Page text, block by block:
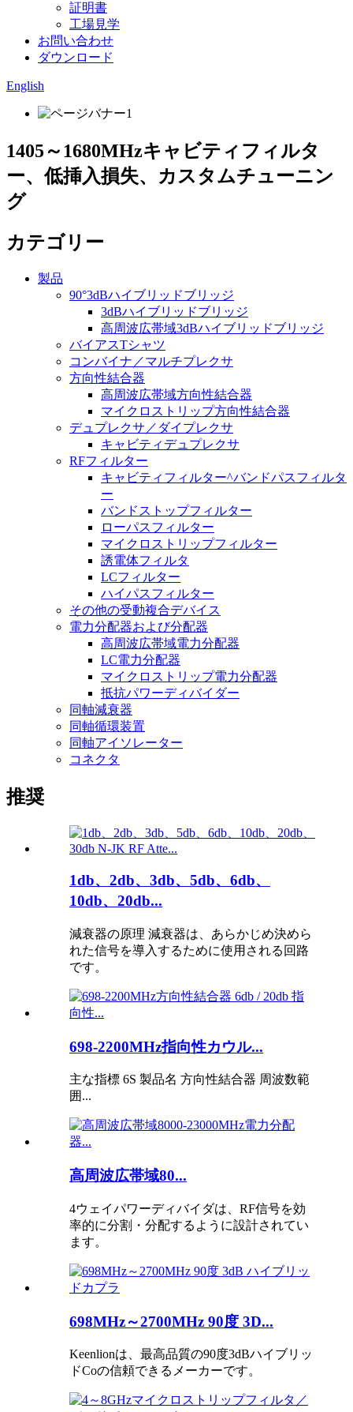
証明書
工場見学
お問い合わせ
ダウンロード
English
1405～1680MHzキャビティフィルタ
ー、低挿入損失、カスタムチューニン
グ
カテゴリー
製品
90°3dBハイブリッドブリッジ
3dBハイブリッドブリッジ
高周波広帯域3dBハイブリッドブリッジ
バイアスTシャツ
コンバイナ／マルチプレクサ
方向性結合器
高周波広帯域方向性結合器
マイクロストリップ方向性結合器
デュプレクサ／ダイプレクサ
キャビティデュプレクサ
RFフィルター
キャビティフィルター^バンドパスフィルタ
ー
バンドストップフィルター
ローパスフィルター
マイクロストリップフィルター
誘電体フィルタ
LCフィルター
ハイパスフィルター
その他の受動複合デバイス
電力分配器および分配器
高周波広帯域電力分配器
LC電力分配器
マイクロストリップ電力分配器
抵抗パワーディバイダー
同軸減衰器
同軸循環装置
同軸アイソレーター
コネクタ
推奨
1db、2db、3db、5db、6db、
10db、20db...
減衰器の原理 減衰器は、あらかじめ決めら
れた信号を導入するために使用される回路
です。
698-2200MHz指向性カウル...
主な指標 6S 製品名 方向性結合器 周波数範
囲...
高周波広帯域80...
4ウェイパワーディバイダは、RF信号を効
率的に分割・分配するように設計されてい
ます。
698MHz～2700MHz 90度 3D...
Keenlionは、最高品質の90度3dBハイブリッ
ドCoの信頼できるメーカーです。